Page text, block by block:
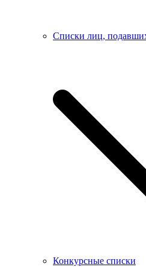
Списки лиц,
Конкурсные списки